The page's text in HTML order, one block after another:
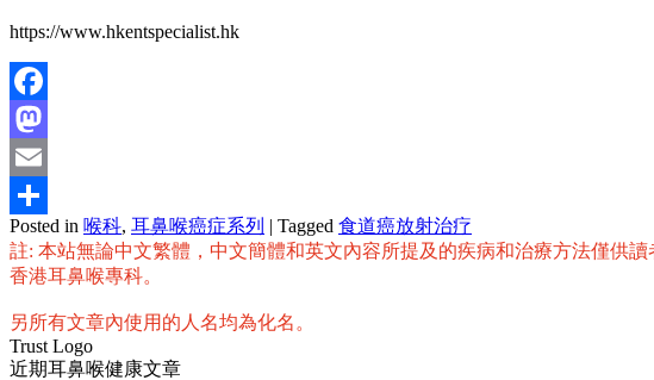
https://www.hkentspecialist.hk
Facebook
Mastodon
Email
分
享
Posted in 喉科, 耳鼻喉癌症系列 | Tagged 食道癌放射治疗
註: 本站無論中文繁體，中文簡體和英文內容所提及的疾病和治療方法僅供
香港耳鼻喉專科。
另所有文章內使用的人名均為化名。
Trust Logo
近期耳鼻喉健康文章